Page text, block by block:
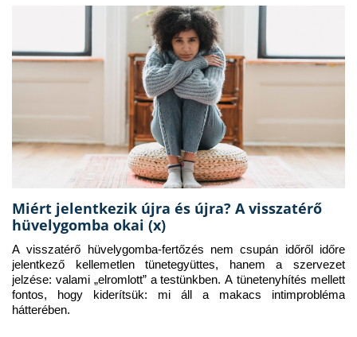
Miért jelentkezik újra és újra? A visszatérő
hüvelygomba okai (x)
A visszatérő hüvelygomba-fertőzés nem csupán időről időre
jelentkező kellemetlen tünetegyüttes, hanem a szervezet
jelzése: valami „elromlott” a testünkben. A tünetenyhítés mellett
fontos, hogy kiderítsük: mi áll a makacs intimprobléma
hátterében.